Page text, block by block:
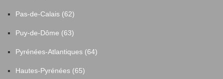
Pas-de-Calais (62)
Puy-de-Dôme (63)
Pyrénées-Atlantiques (64)
Hautes-Pyrénées (65)